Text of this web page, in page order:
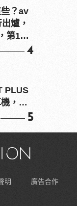
？av
爐，
第1名
4
PLUS
，在
5
明
廣告合作